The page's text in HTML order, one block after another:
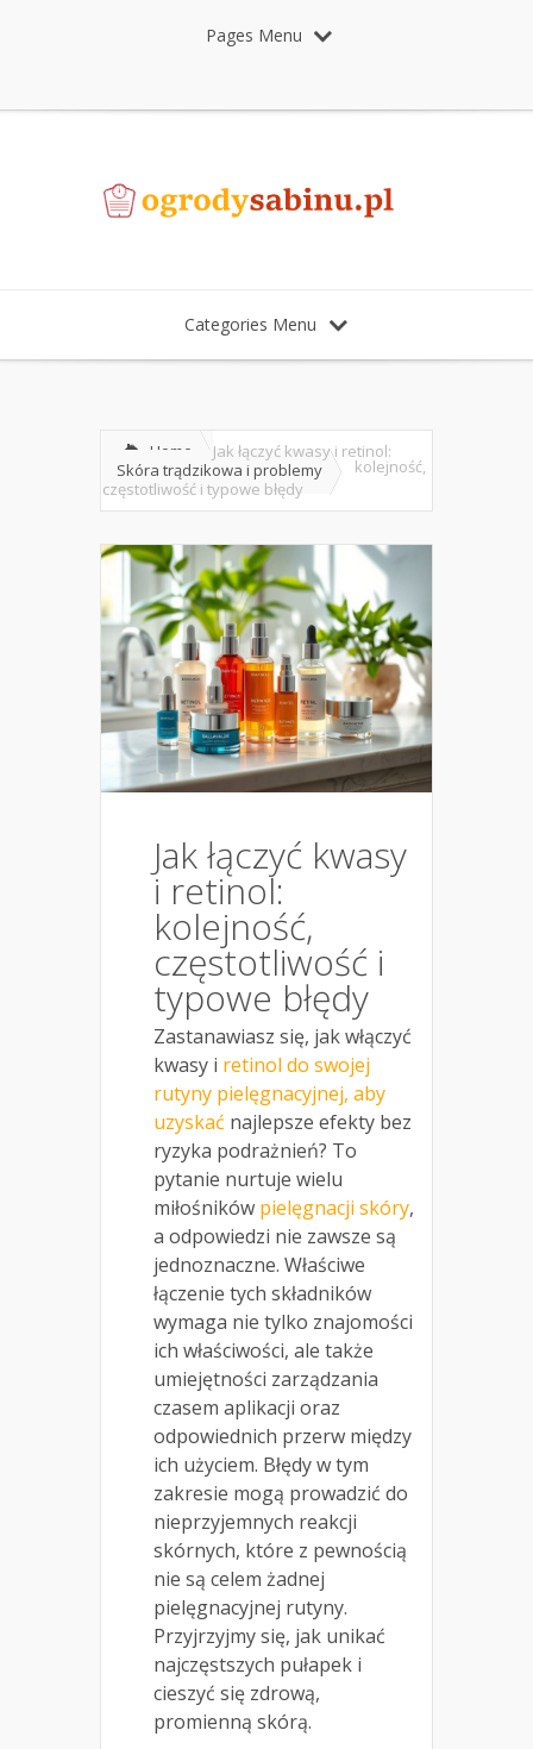
Pages Menu
Categories Menu
Home
Skóra trądzikowa i problemy
Jak łączyć kwasy i retinol:
kolejność,
częstotliwość i typowe błędy
Jak łączyć kwasy
i retinol:
kolejność,
częstotliwość i
typowe błędy
Zastanawiasz się, jak włączyć
kwasy i retinol do swojej
rutyny pielęgnacyjnej, aby
uzyskać najlepsze efekty bez
ryzyka podrażnień? To
pytanie nurtuje wielu
miłośników pielęgnacji skóry,
a odpowiedzi nie zawsze są
jednoznaczne. Właściwe
łączenie tych składników
wymaga nie tylko znajomości
ich właściwości, ale także
umiejętności zarządzania
czasem aplikacji oraz
odpowiednich przerw między
ich użyciem. Błędy w tym
zakresie mogą prowadzić do
nieprzyjemnych reakcji
skórnych, które z pewnością
nie są celem żadnej
pielęgnacyjnej rutyny.
Przyjrzyjmy się, jak unikać
najczęstszych pułapek i
cieszyć się zdrową,
promienną skórą.